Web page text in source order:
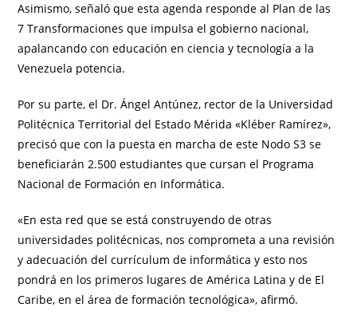
Asimismo, señaló que esta agenda responde al Plan de las
7 Transformaciones que impulsa el gobierno nacional,
apalancando con educación en ciencia y tecnología a la
Venezuela potencia.
Por su parte, el Dr. Ángel Antúnez, rector de la Universidad
Politécnica Territorial del Estado Mérida «Kléber Ramírez»,
precisó que con la puesta en marcha de este Nodo S3 se
beneficiarán 2.500 estudiantes que cursan el Programa
Nacional de Formación en Informática.
«En esta red que se está construyendo de otras
universidades politécnicas, nos comprometa a una revisión
y adecuación del currículum de informática y esto nos
pondrá en los primeros lugares de América Latina y de El
Caribe, en el área de formación tecnológica», afirmó.